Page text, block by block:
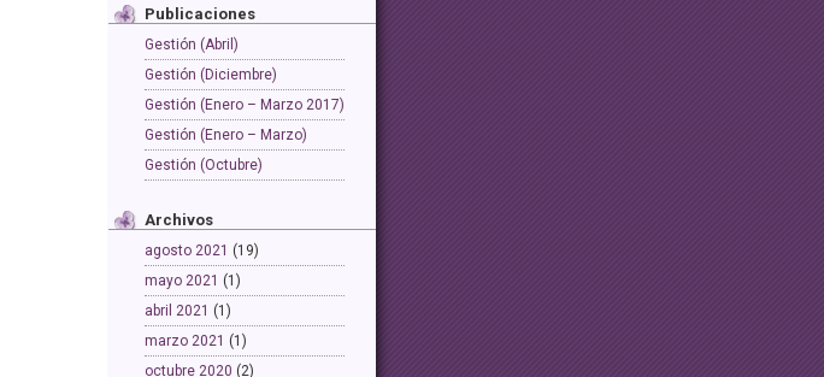
Publicaciones
Gestión (Abril)
Gestión (Diciembre)
Gestión (Enero – Marzo 2017)
Gestión (Enero – Marzo)
Gestión (Octubre)
Archivos
agosto 2021 (19)
mayo 2021 (1)
abril 2021 (1)
marzo 2021 (1)
octubre 2020 (2)